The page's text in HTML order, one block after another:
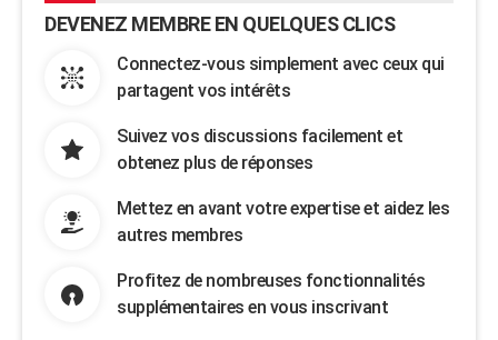
DEVENEZ MEMBRE EN QUELQUES CLICS
Connectez-vous simplement avec ceux qui
partagent vos intérêts
Suivez vos discussions facilement et
obtenez plus de réponses
Mettez en avant votre expertise et aidez les
autres membres
Profitez de nombreuses fonctionnalités
supplémentaires en vous inscrivant